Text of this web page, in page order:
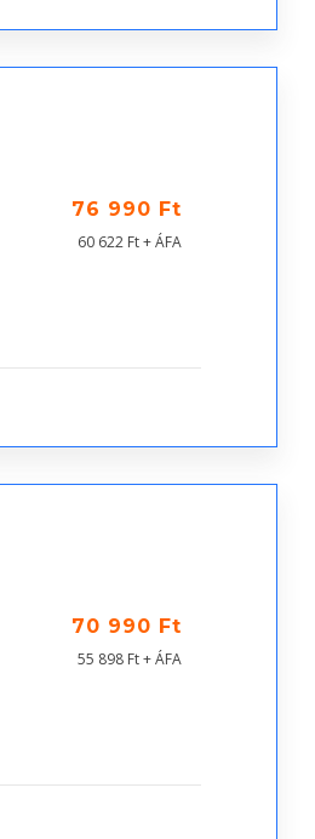
76 990 Ft
60 622 Ft + ÁFA
70 990 Ft
55 898 Ft + ÁFA